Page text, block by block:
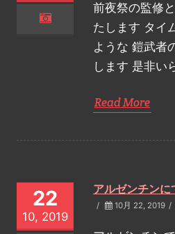
前夜祭の監修
たします タイ
ような 鎧武者
します 是非い
Read More
22
10, 2019
アルゼンチンに
/ 10月 22, 2019 /